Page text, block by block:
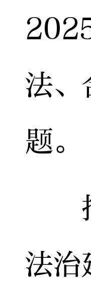
法、
题。
报
法治